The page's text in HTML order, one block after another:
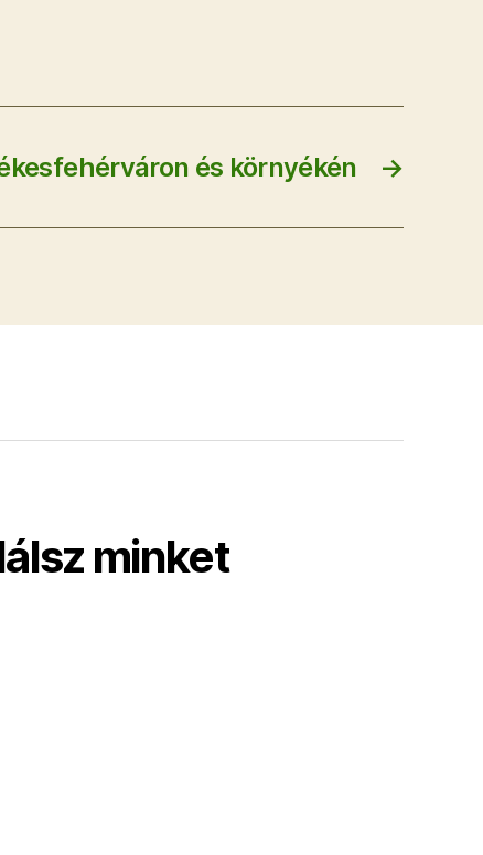
→
és környékén
minket